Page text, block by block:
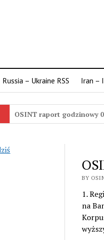
Russia – Ukraine RSS Iran –
OSINT raport godzinowy
BY
1.
na